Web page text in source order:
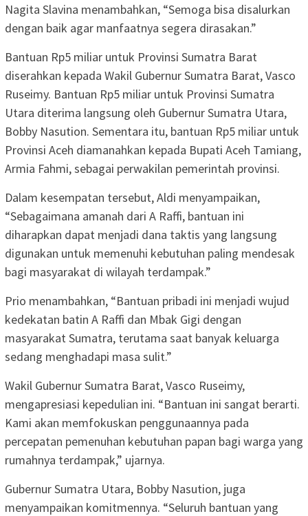
Nagita Slavina menambahkan, “Semoga bisa disalurkan
dengan baik agar manfaatnya segera dirasakan.”
Bantuan Rp5 miliar untuk Provinsi Sumatra Barat
diserahkan kepada Wakil Gubernur Sumatra Barat, Vasco
Ruseimy. Bantuan Rp5 miliar untuk Provinsi Sumatra
Utara diterima langsung oleh Gubernur Sumatra Utara,
Bobby Nasution. Sementara itu, bantuan Rp5 miliar untuk
Provinsi Aceh diamanahkan kepada Bupati Aceh Tamiang,
Armia Fahmi, sebagai perwakilan pemerintah provinsi.
Dalam kesempatan tersebut, Aldi menyampaikan,
“Sebagaimana amanah dari A Raffi, bantuan ini
diharapkan dapat menjadi dana taktis yang langsung
digunakan untuk memenuhi kebutuhan paling mendesak
bagi masyarakat di wilayah terdampak.”
Prio menambahkan, “Bantuan pribadi ini menjadi wujud
kedekatan batin A Raffi dan Mbak Gigi dengan
masyarakat Sumatra, terutama saat banyak keluarga
sedang menghadapi masa sulit.”
Wakil Gubernur Sumatra Barat, Vasco Ruseimy,
mengapresiasi kepedulian ini. “Bantuan ini sangat berarti.
Kami akan memfokuskan penggunaannya pada
percepatan pemenuhan kebutuhan papan bagi warga yang
rumahnya terdampak,” ujarnya.
Gubernur Sumatra Utara, Bobby Nasution, juga
menyampaikan komitmennya. “Seluruh bantuan yang